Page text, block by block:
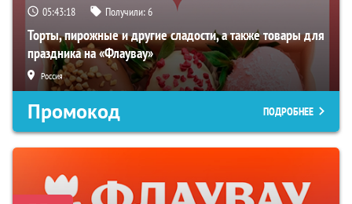
05:43:17 Получили:6
Торты, пирожные и другие сладости, а также товары для
праздника на «Флаувау»
Россия
Промокод ПОДРОБНЕЕ